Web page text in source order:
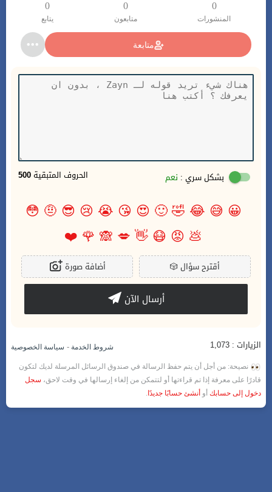
0
المنشورات
0
متابعون
0
يتابع
متابعة
500 الحروف المتبقية بشكل سري : نعم
😀
😅
😂
🤣
🙂
😍
😘
😭
😢
😎
🤨
😳
💩
😡
😷
👋
💋
🙈
🌹
❤️
🎲أقترح سؤال أضافة صورة
أرسال الآن
الزيارات : 1,073 شروط الخدمة - سياسة الخصوصية
نصيحة: من أجل أن يتم حفظ الرسالة في صندوق الرسائل المرسلة لديك لتكون
قادرًا على معرفة إذا تم قراءتها أو لتتمكن من إلغاء إرسالها في وقت لاحق، سجل
دخول إلى حسابك أو أنشئ حسابًا جديدًا .